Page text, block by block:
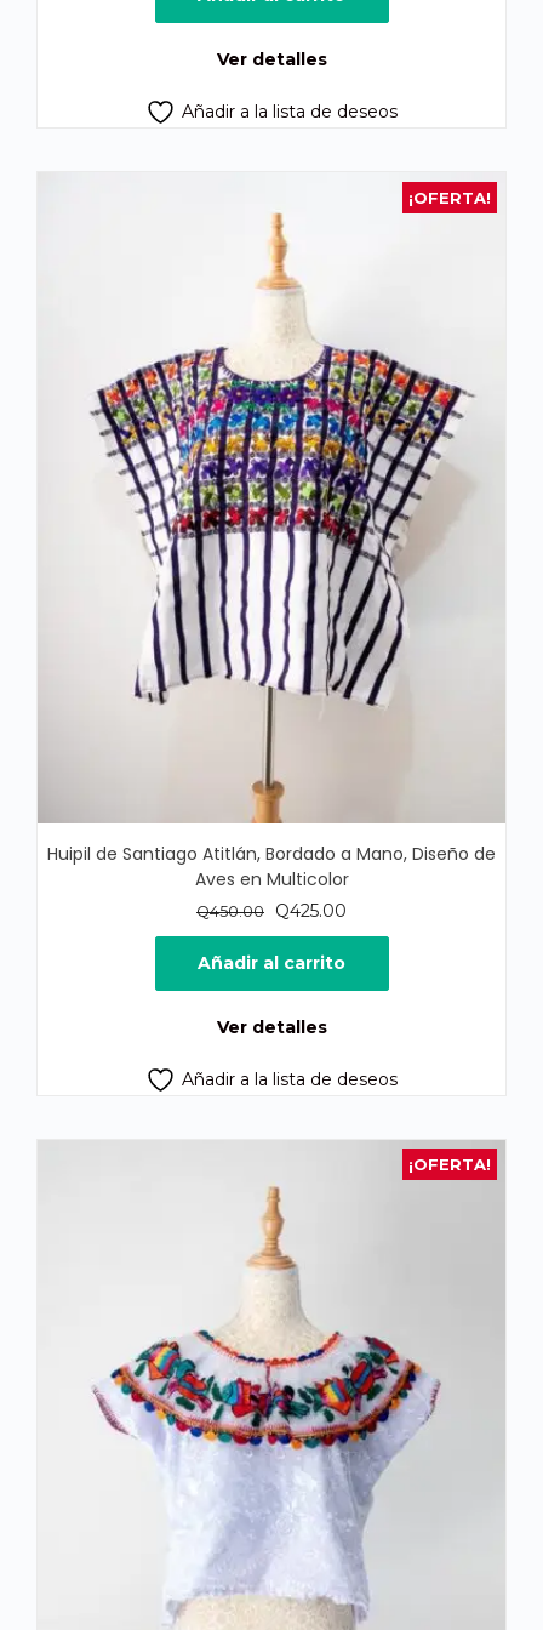
Ver detalles
Añadir a la lista de deseos
¡OFERTA!
Huipil de Santiago Atitlán, Bordado a Mano, Diseño de
Aves en Multicolor
Q450.00
El
precio
original
era:
Q425.00
precio
es:
Añadir al carrito
Ver detalles
Añadir a la lista de deseos
¡OFERTA!